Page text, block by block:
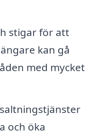
stigar för att
kan gå
med mycket
och öka